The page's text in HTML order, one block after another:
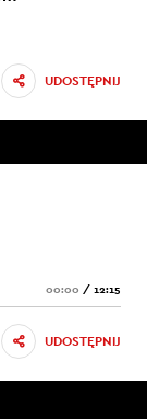
UDOSTĘPNIJ
00:00 / 12:15
UDOSTĘPNIJ